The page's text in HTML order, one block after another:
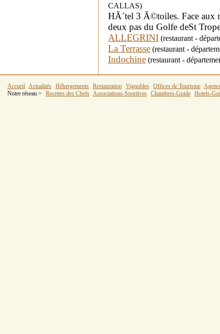
CALLAS)
HÃ´tel 3 Ã©toiles. Face aux
deux pas du Golfe deSt
ALLEGRINI (restaurant -
La Terrasse (restaurant -
Indochine (restaurant -
Accueil Actualités Hébergements Restauration Vignobles Offices de Tourisme
Notre réseau >
Recettes des Chefs Associations-Sportives Chambres-Guide Hotels-